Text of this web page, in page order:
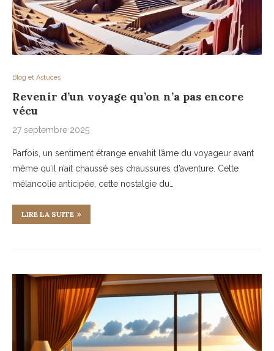
Blog et Astuces
Revenir d’un voyage qu’on n’a pas encore
vécu
27 septembre 2025
Parfois, un sentiment étrange envahit l’âme du voyageur avant
même qu’il n’ait chaussé ses chaussures d’aventure. Cette
mélancolie anticipée, cette nostalgie du…
LIRE LA SUITE